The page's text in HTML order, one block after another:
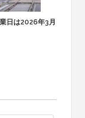
日は2026年3月